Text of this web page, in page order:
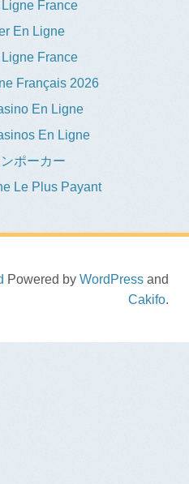
France
En Ligne
France
Français 2026
En Ligne
En Ligne
ポーカー
Le Plus Payant
Powered by WordPress and
Cakifo.